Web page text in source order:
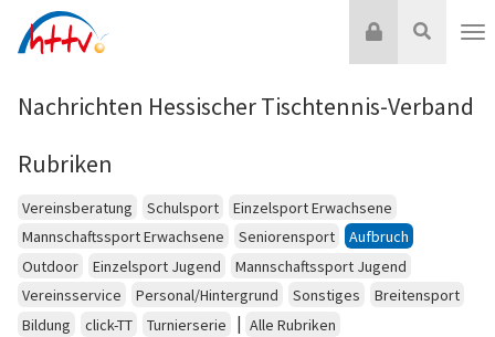
Inhalt
Suche
Login
Nachrichten Hessischer Tischtennis-Verband
Rubriken
Vereinsberatung Schulsport
Einzelsport Erwachsene
Mannschaftssport Erwachsene
Seniorensport
Aufbruch
Outdoor
Einzelsport Jugend
Mannschaftssport Jugend
Vereinsservice
Personal/Hintergrund Sonstiges
Breitensport
Bildung
click-TT Turnierserie | Alle Rubriken